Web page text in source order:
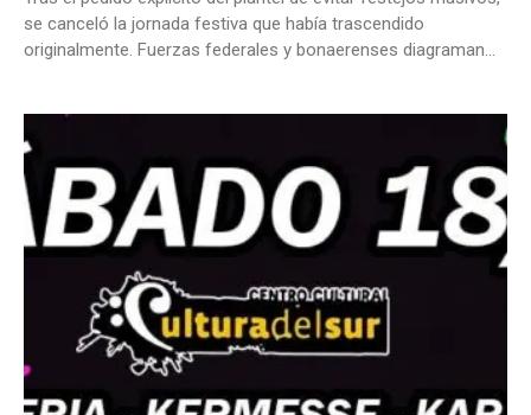
se canceló la jornada festiva que había trascendido
originalmente. Fuerzas federales y bonaerenses diagraman...